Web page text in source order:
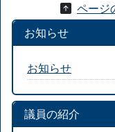
ページ
お知らせ
お知らせ
議員の紹介